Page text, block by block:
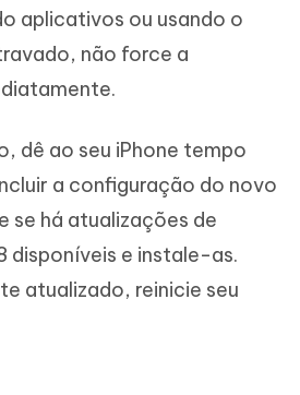
aplicativos ou usando o
não force a
dê ao seu iPhone tempo
a configuração do novo
se há atualizações de
disponíveis e instale-as.
atualizado, reinicie seu